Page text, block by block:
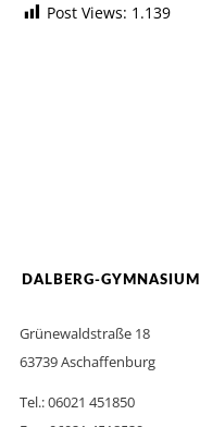
Post Views: 1.139
DALBERG-GYMNASIUM
Grünewaldstraße 18
63739 Aschaffenburg
Tel.: 06021 451850